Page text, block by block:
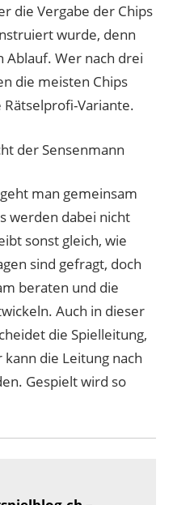
die Vergabe der Chips
wurde, denn
Wer nach drei
die meisten Chips
Variante.
geht man gemeinsam
werden dabei nicht
sonst gleich, wie
sind gefragt, doch
beraten und die
Auch in dieser
die Spielleitung,
die Leitung nach
Gespielt wird so